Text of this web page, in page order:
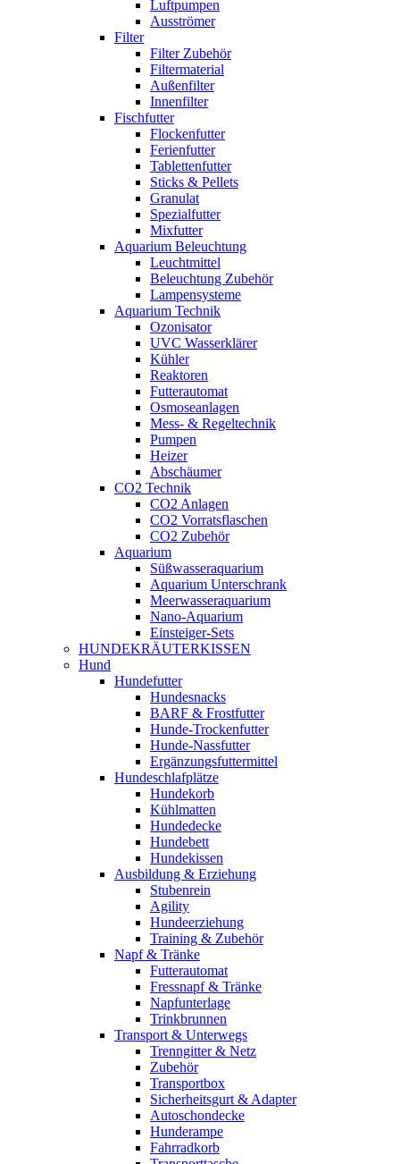
Luftpumpen
Ausströmer
Filter
Filter Zubehör
Filtermaterial
Außenfilter
Innenfilter
Fischfutter
Flockenfutter
Ferienfutter
Tablettenfutter
Sticks & Pellets
Granulat
Spezialfutter
Mixfutter
Aquarium Beleuchtung
Leuchtmittel
Beleuchtung Zubehör
Lampensysteme
Aquarium Technik
Ozonisator
UVC Wasserklärer
Kühler
Reaktoren
Futterautomat
Osmoseanlagen
Mess- & Regeltechnik
Pumpen
Heizer
Abschäumer
CO2 Technik
CO2 Anlagen
CO2 Vorratsflaschen
CO2 Zubehör
Aquarium
Süßwasseraquarium
Aquarium Unterschrank
Meerwasseraquarium
Nano-Aquarium
Einsteiger-Sets
HUNDEKRÄUTERKISSEN
Hund
Hundefutter
Hundesnacks
BARF & Frostfutter
Hunde-Trockenfutter
Hunde-Nassfutter
Ergänzungsfuttermittel
Hundeschlafplätze
Hundekorb
Kühlmatten
Hundedecke
Hundebett
Hundekissen
Ausbildung & Erziehung
Stubenrein
Agility
Hundeerziehung
Training & Zubehör
Napf & Tränke
Futterautomat
Fressnapf & Tränke
Napfunterlage
Trinkbrunnen
Transport & Unterwegs
Trenngitter & Netz
Zubehör
Transportbox
Sicherheitsgurt & Adapter
Autoschondecke
Hunderampe
Fahrradkorb